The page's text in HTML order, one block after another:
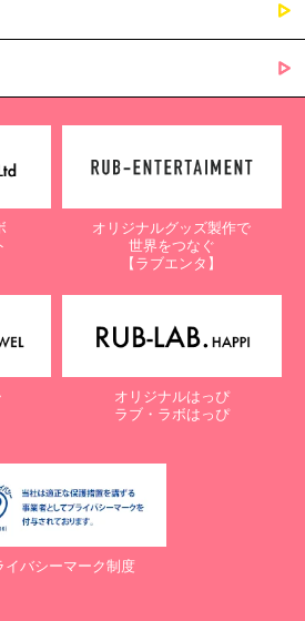
めに応じ、当社が保有するご本人の個人
示、訂正・追加・削除、利用停止・消去
のご請求を受けた場合は速やかに対応い
問合せ先】
名称及び、苦情の解決の申出先】
社会推進協会
本木一丁目9番9号 六本木ファースト
700-779
性と提供されない場合に起こりうる影響
を弊社に提供されるか否かは、お客様の
ご提供されない場合には、適切なサービ
りますので予めご了承ください。
オリジナルグッズ製作で
世界をつなぐ
【ラブエンタ】
オリジナルはっぴ
ラブ・ラボはっぴ
イバシーマーク制度